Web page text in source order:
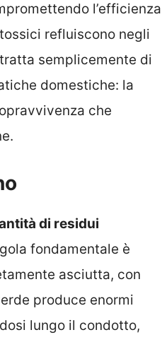
l’efficienza
refluiscono negli
semplicemente di
domestiche: la
che
di residui
fondamentale è
asciutta, con
produce enormi
lungo il condotto,